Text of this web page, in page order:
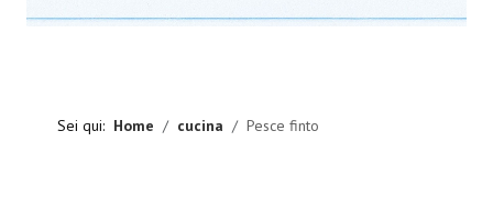
Sei qui: Home cucina Pesce finto